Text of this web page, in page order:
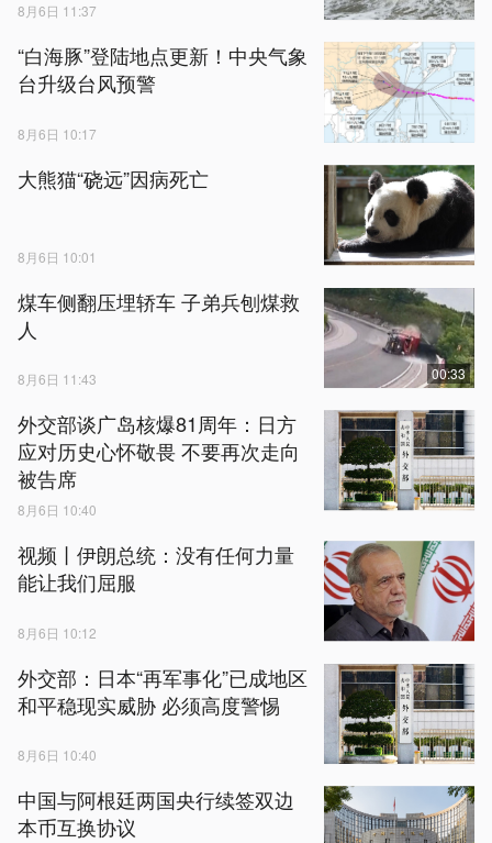
8月6日 11:37
“白海豚”登陆地点更新！中央气象
台升级台风预警
8月6日 10:17
大熊猫“硗远”因病死亡
8月6日 10:01
煤车侧翻压埋轿车 子弟兵刨煤救
人
8月6日 11:43 00:33
外交部谈广岛核爆81周年：日方
应对历史心怀敬畏 不要再次走向
被告席
8月6日 10:40
视频丨伊朗总统：没有任何力量
能让我们屈服
8月6日 10:12
外交部：日本“再军事化”已成地区
和平稳现实威胁 必须高度警惕
8月6日 10:40
中国与阿根廷两国央行续签双边
本币互换协议